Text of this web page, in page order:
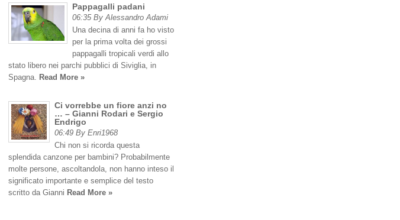
Pappagalli padani
06:35 By Alessandro Adami
Una decina di anni fa ho visto
per la prima volta dei grossi
pappagalli tropicali verdi allo
stato libero nei parchi pubblici di Siviglia, in
Spagna. Read More »
Ci vorrebbe un fiore anzi no
… – Gianni Rodari e Sergio
Endrigo
06:49 By Enri1968
Chi non si ricorda questa
splendida canzone per bambini? Probabilmente
molte persone, ascoltandola, non hanno inteso il
significato importante e semplice del testo
scritto da Gianni Read More »